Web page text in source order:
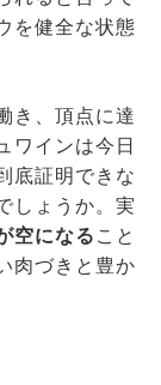
を健全な状態
き、頂点に達
ワインは今日
底証明できな
しょうか。実
空になる こと
肉づきと豊か